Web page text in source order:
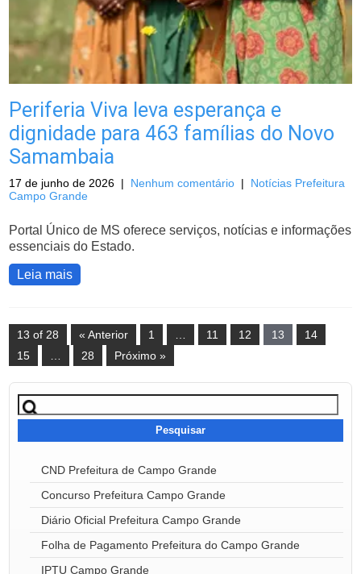
Periferia Viva leva esperança e
dignidade para 463 famílias do Novo
Samambaia
17 de junho de 2026 | Nenhum comentário | Notícias Prefeitura
Campo Grande
Portal Único de MS oferece serviços, notícias e informações
essenciais do Estado.
Leia mais
13 of 28 « Anterior 1 11 12 13
14
15
28 Próximo »
Pesquisar
por:
CND Prefeitura de Campo Grande
Concurso Prefeitura Campo Grande
Diário Oficial Prefeitura Campo Grande
Folha de Pagamento Prefeitura do Campo Grande
IPTU Campo Grande